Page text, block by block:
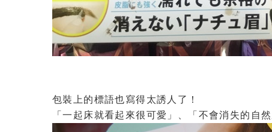
包裝上的標語也寫得太誘人了！
「一起床就看起來很可愛」、「不會消失的自